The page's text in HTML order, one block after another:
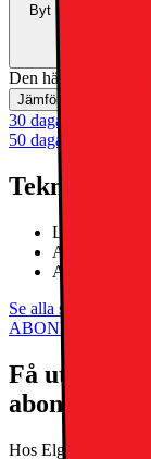
Byt in din enhet
Den här produkten
Jämför
30 dagars öppet köp
50 dagars öppet
Teknisk
Liquid Retina-
Apple M3
Apple
Se alla specifikationer
ABONNEMANG
Få ut det
abonnemang
Hos Elgiganten